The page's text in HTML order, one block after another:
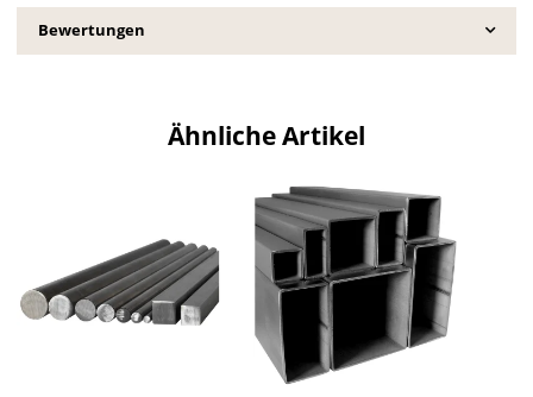
Bewertungen
Ähnliche Artikel